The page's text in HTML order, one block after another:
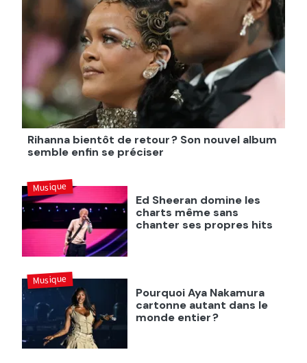
Rihanna bientôt de retour ? Son nouvel album
semble enfin se préciser
Ed Sheeran domine les
charts même sans
chanter ses propres hits
Musique
Pourquoi Aya Nakamura
cartonne autant dans le
monde entier ?
Musique